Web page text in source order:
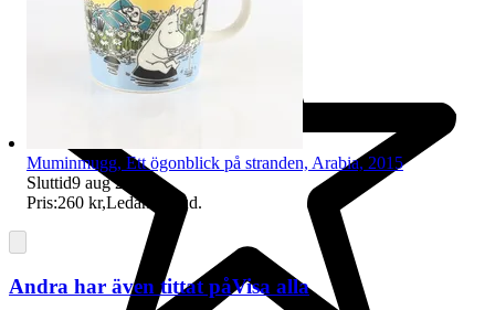
Muminmugg, Ett ögonblick på stranden, Arabia, 2015
Sluttid9 aug 20:56
Pris:260 kr,Ledande bud.
Andra har även tittat påVisa alla